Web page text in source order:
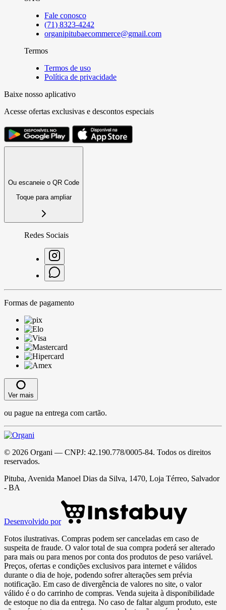
Fale conosco
(71) 8323-4242
organipitubaecommerce@gmail.com
Termos
Termos de uso
Política de privacidade
Baixe nosso aplicativo
Acesse ofertas exclusivas e descontos especiais
Ou escaneie o QR Code
Toque para ampliar
Redes Sociais
Formas de pagamento
Ver mais
ou pague na entrega com cartão.
© 2026 Organi — CNPJ: 42.190.778/0005-84. Todos os direitos
reservados.
Pituba, Avenida Manoel Dias da Silva, 1470, Loja Térreo, Salvador
- BA
Desenvolvido por
Fotos ilustrativas. Compras podem ser canceladas em caso de
suspeita de fraude. O valor total de sua compra poderá ser alterado
para mais ou para menos por conta dos produtos de peso variável.
Preços, ofertas e condições exclusivos para internet e válidos
durante o dia de hoje, podendo sofrer alterações sem prévia
notificação. Em caso de divergência de valores no site, o valor
válido é o do carrinho de compras. Venda sujeita à disponibilidade
de estoque no dia da entrega. No caso de faltar algum produto, este